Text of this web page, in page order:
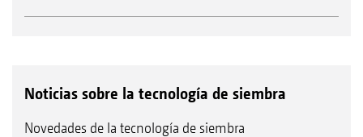
Noticias sobre la tecnología de siembra
Novedades de la tecnología de siembra